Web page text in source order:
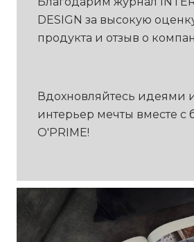
DESIGN за высокую
продукта и отзыв о
Вдохновляйтесь идеями
интерьер мечты вместе с
O'PRIME!